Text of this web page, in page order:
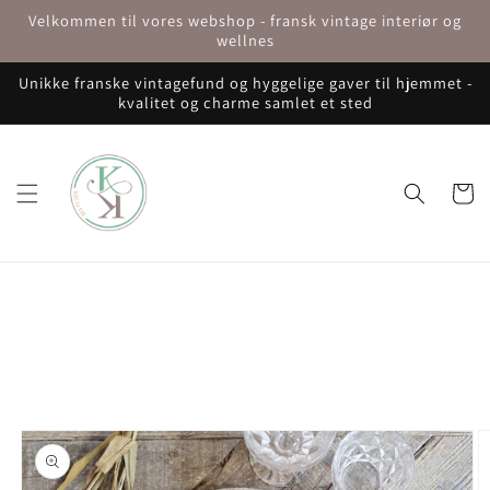
Gå til
Velkommen til vores webshop - fransk vintage interiør og
wellnes
Unikke franske vintagefund og hyggelige gaver til hjemmet -
kvalitet og charme samlet et sted